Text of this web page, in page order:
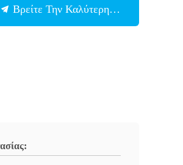
Βρείτε Την Καλύτερη Τιμή